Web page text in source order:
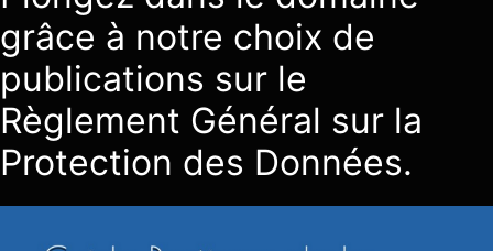
grâce à notre choix de
publications sur le
Règlement Général sur la
Protection des Données.